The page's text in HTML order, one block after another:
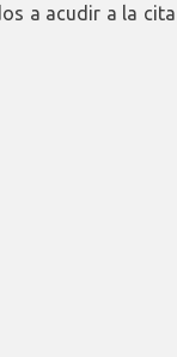
a acudir a la cita